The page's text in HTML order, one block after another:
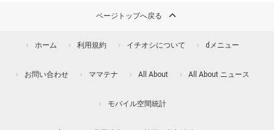
ページトップへ戻る
ホーム 利用規約 イチオシについて dメニュー
お問い合わせ ママテナ All About All About ニュース
モバイル空間統計